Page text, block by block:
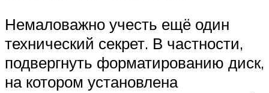
Немаловажно учесть ещё один
технический секрет. В частности,
подвергнуть форматированию диск,
на котором установлена